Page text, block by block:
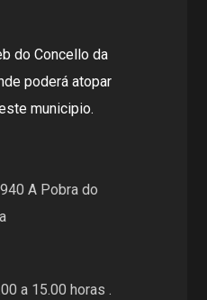
do Concello da
poderá atopar
municipio.
A Pobra do
a 15.00 horas .